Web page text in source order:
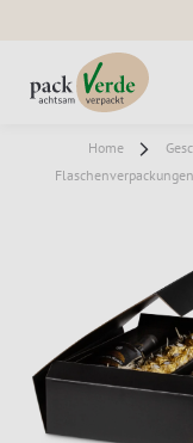
Home
Flaschenverpackungen